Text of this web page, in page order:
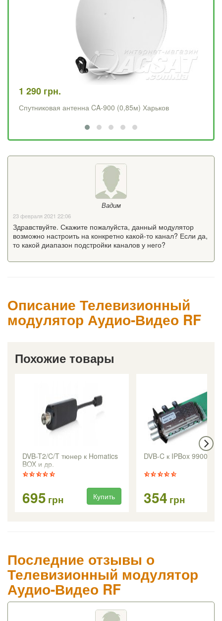
1 290 грн.
Спутниковая антенна CA-900 (0,85м) Харьков
Вадим
23 февраля 2021 22:06
Здравствуйте. Скажите пожалуйста, данный модулятор
возможно настроить на конкретно какой-то канал? Если да,
то какой диапазон подстройки каналов у него?
Описание Телевизионный
модулятор Аудио-Видео RF
Похожие товары
DVB-T2/C/T тюнер к Homatics
BOX и др.
695 грн Купить
DVB-C к IPBox 9900HD
354 грн
Последние отзывы о
Телевизионный модулятор
Аудио-Видео RF